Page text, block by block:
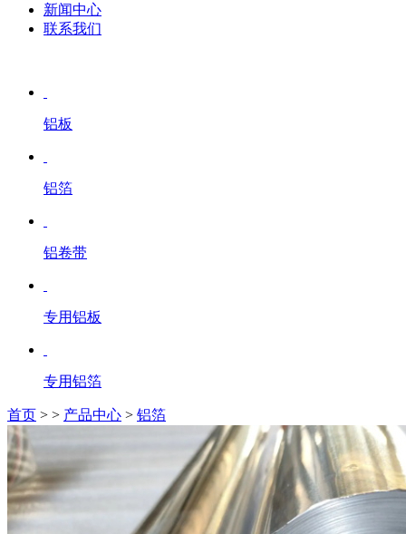
新闻中心
联系我们
铝板
铝箔
铝卷带
专用铝板
专用铝箔
首页 > > 产品中心 > 铝箔